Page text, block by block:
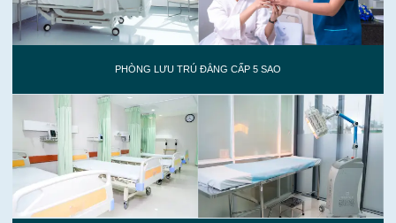
PHÒNG LƯU TRÚ ĐẲNG CẤP 5 SAO